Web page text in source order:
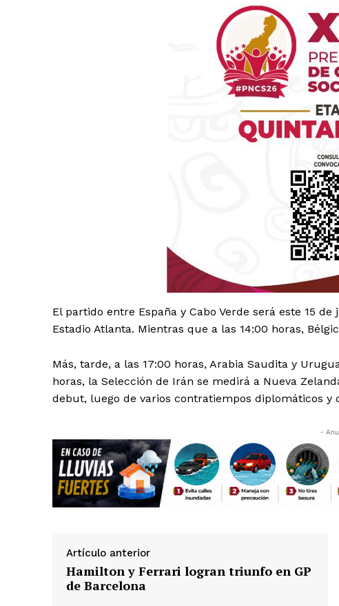
Luces
Del Siglo
SUSCRÍBETE
El partido entre España y Cabo Verde será este 15
Estadio Atlanta. Mientras que a las 14:00 horas,
Más, tarde, a las 17:00 horas, Arabia Saudita y
horas, la Selección de Irán se medirá a Nueva
debut, luego de varios contratiempos diplomáticos y
-
Artículo anterior
Hamilton y Ferrari logran triunfo en GP
de Barcelona